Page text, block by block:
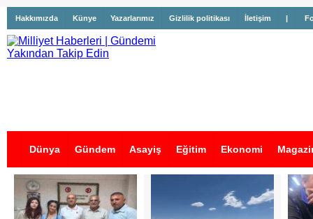
Hakkımızda Künye Yazarlarımız Gizlilik politikası İletişim |
Dünya Gündem Asayiş Eğitim Ekonomi
İş İlanları